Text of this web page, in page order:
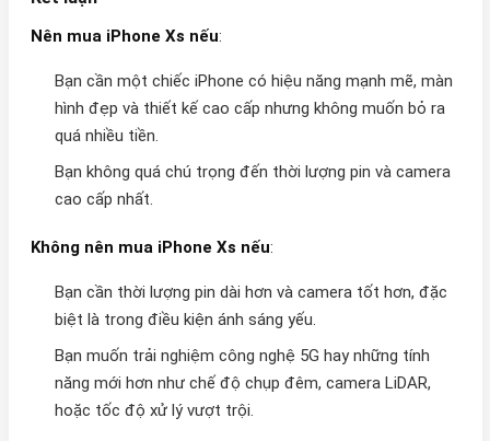
Nên mua iPhone Xs nếu:
Bạn cần một chiếc iPhone có hiệu năng mạnh mẽ, màn
hình đẹp và thiết kế cao cấp nhưng không muốn bỏ ra
quá nhiều tiền.
Bạn không quá chú trọng đến thời lượng pin và camera
cao cấp nhất.
Không nên mua iPhone Xs nếu:
Bạn cần thời lượng pin dài hơn và camera tốt hơn, đặc
biệt là trong điều kiện ánh sáng yếu.
Bạn muốn trải nghiệm công nghệ 5G hay những tính
năng mới hơn như chế độ chụp đêm, camera LiDAR,
hoặc tốc độ xử lý vượt trội.